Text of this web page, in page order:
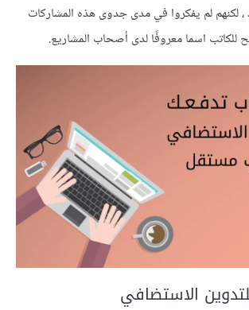
، لكنهم لم يفكروا في مدى جدوى هذه المشاركات
للكاتب اسما معروفًا لدى أصحاب المشاريع.
الاستضافي